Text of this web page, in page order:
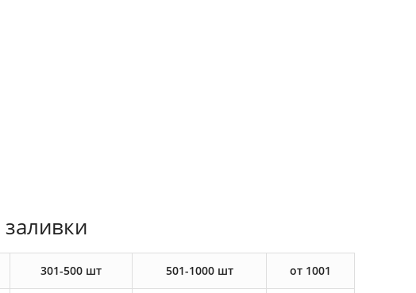
301-500 шт 501-1000 шт от 1001